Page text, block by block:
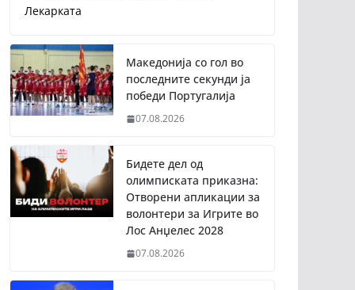
Лекарката
Македонија со гол во
последните секунди ја
победи Португалија
07.08.2026
Бидете дел од
олимписката приказна:
Отворени апликации за
волонтери за Игрите во
Лос Анџелес 2028
07.08.2026